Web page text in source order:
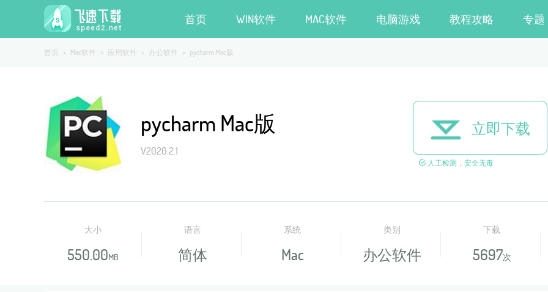
首页 WIN软件 MAC软件 电脑游戏 教程攻略 专题
首页 > Mac软件 > 应用软件 > 办公软件 > pycharm Mac版
pycharm Mac版
V2020.2.1
立即下载
人工检测，安全无毒
大小
550.00MB
语言
简体
系统
Mac
类别
办公软件
下载
5697次